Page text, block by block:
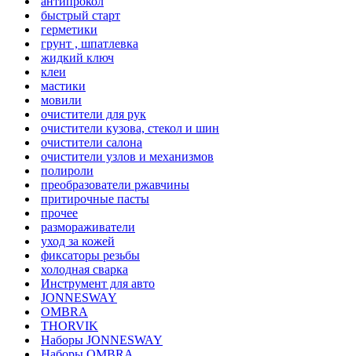
быстрый старт
герметики
грунт , шпатлевка
жидкий ключ
клеи
мастики
мовили
очистители для рук
очистители кузова, стекол и шин
очистители салона
очистители узлов и механизмов
полироли
преобразователи ржавчины
притирочные пасты
прочее
размораживатели
уход за кожей
фиксаторы резьбы
холодная сварка
Инструмент для авто
JONNESWAY
OMBRA
THORVIK
Наборы JONNESWAY